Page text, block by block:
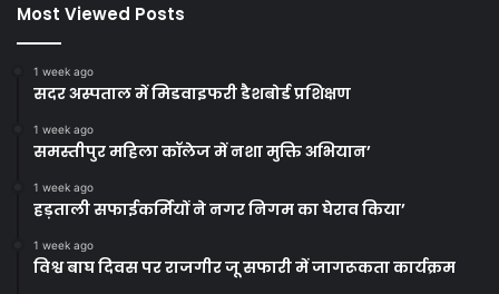
Most Viewed Posts
1 week ago
सदर अस्पताल में मिडवाइफरी डैशबोर्ड प्रशिक्षण
1 week ago
समस्तीपुर महिला कॉलेज में नशा मुक्ति अभियान’
1 week ago
हड़ताली सफाईकर्मियों ने नगर निगम का घेराव किया’
1 week ago
विश्व बाघ दिवस पर राजगीर जू सफारी में जागरूकता कार्यक्रम